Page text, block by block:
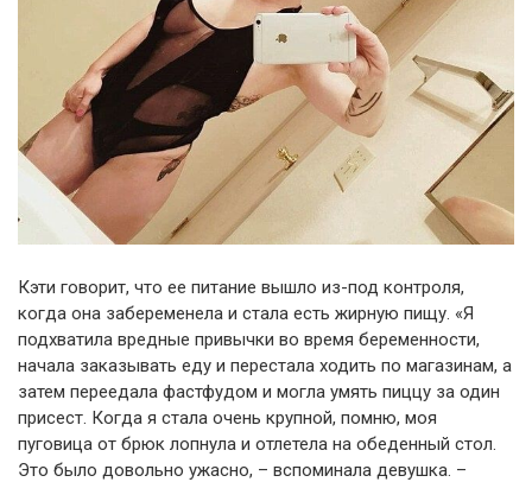
Кэти говорит, что ее питание вышло из-под контроля,
когда она забеременела и стала есть жирную пищу. «Я
подхватила вредные привычки во время беременности,
начала заказывать еду и перестала ходить по магазинам, а
затем переедала фастфудом и могла умять пиццу за один
присест. Когда я стала очень крупной, помню, моя
пуговица от брюк лопнула и отлетела на обеденный стол.
Это было довольно ужасно, – вспоминала девушка. –